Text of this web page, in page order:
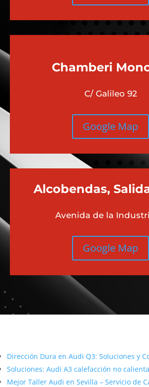
Chamberi
C/ Galileo 92
Google Map
Alcobendas, Salida
Avenida de la
Google Map
Dirección Dura en Audi Q3: Soluciones y
Soluciones: Audi A3 calefacción no calienta
Mejor Taller Audi en Sevilla – Servicio de